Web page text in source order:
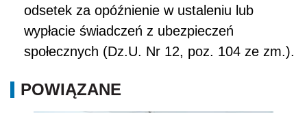
odsetek za opóźnienie w ustaleniu lub
wypłacie świadczeń z ubezpieczeń
społecznych (Dz.U. Nr 12, poz. 104 ze zm.).
POWIĄZANE